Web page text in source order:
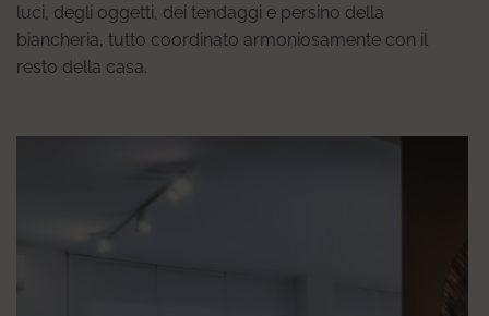
luci, degli oggetti, dei tendaggi e persino della
biancheria, tutto coordinato armoniosamente con il
resto della casa.